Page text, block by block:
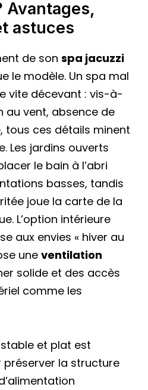
Avantages,
astuces
de son spa jacuzzi
le modèle. Un spa mal
vite décevant : vis-à-
au vent, absence de
tous ces détails minent
Les jardins ouverts
le bain à l’abri
basses, tandis
joue la carte de la
L’option intérieure
aux envies « hiver au
une ventilation
solide et des accès
comme les
stable et plat est
préserver la structure